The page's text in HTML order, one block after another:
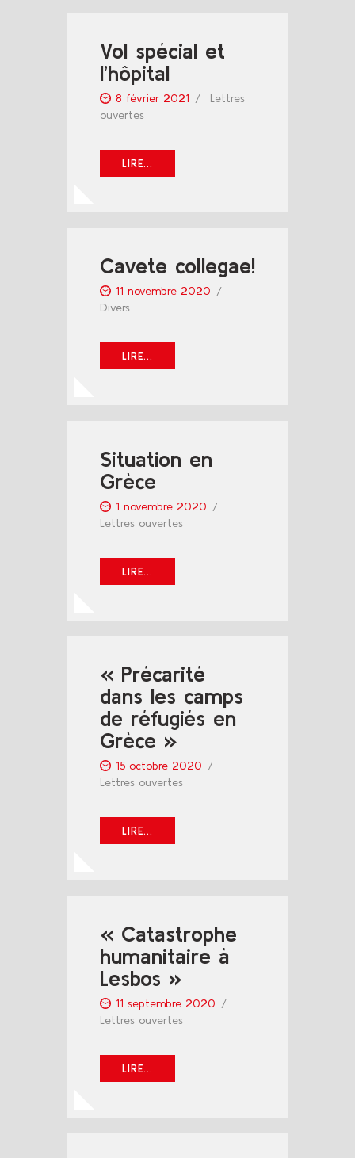
Vol spécial et
l’hôpital
8 février 2021
Lettres
ouvertes
LIRE...
Cavete collegae!
11 novembre 2020
Divers
LIRE...
Situation en
Grèce
1 novembre 2020
Lettres ouvertes
LIRE...
« Précarité
dans les camps
de réfugiés en
Grèce »
15 octobre 2020
Lettres ouvertes
LIRE...
« Catastrophe
humanitaire à
Lesbos »
11 septembre 2020
Lettres ouvertes
LIRE...